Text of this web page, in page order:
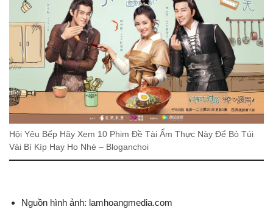
Hội Yêu Bếp Hãy Xem 10 Phim Đề Tài Ẩm Thực Này Để Bỏ Túi
Vài Bí Kíp Hay Ho Nhé – Bloganchoi
Nguồn hình ảnh: lamhoangmedia.com